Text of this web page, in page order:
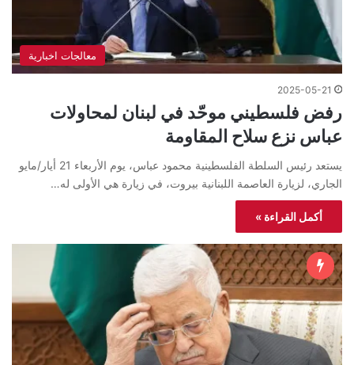
معالجات اخبارية
2025-05-21
رفض فلسطيني موحّد في لبنان لمحاولات
عباس نزع سلاح المقاومة
يستعد رئيس السلطة الفلسطينية محمود عباس، يوم الأربعاء 21 أيار/مايو
الجاري، لزيارة العاصمة اللبنانية بيروت، في زيارة هي الأولى له…
أكمل القراءة »